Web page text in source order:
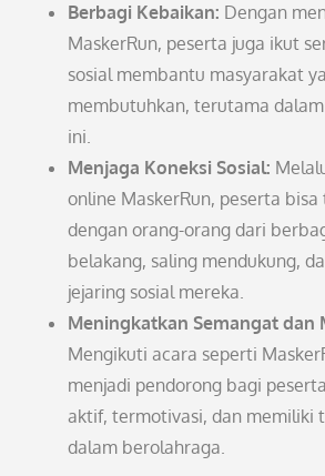
Berbagi Kebaikan: Dengan
MaskerRun, peserta juga ikut
sosial membantu masyarakat
membutuhkan, terutama
ini.
Menjaga Koneksi Sosial:
online MaskerRun, peserta
dengan orang-orang dari
belakang, saling mendukung,
jejaring sosial mereka.
Meningkatkan Semangat dan
Mengikuti acara seperti
menjadi pendorong bagi
aktif, termotivasi, dan memiliki
dalam berolahraga.